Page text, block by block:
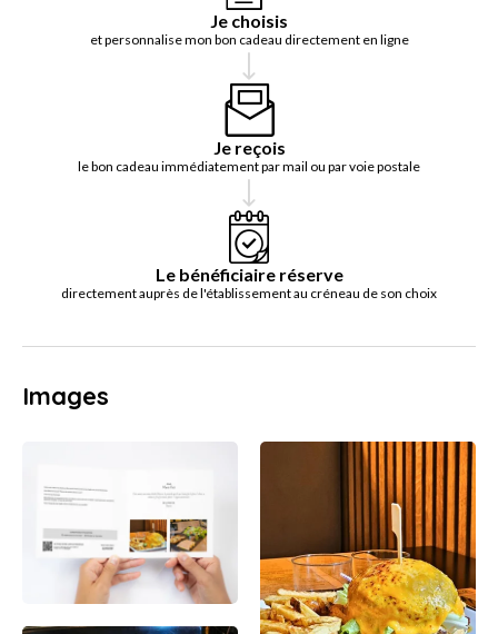
Je choisis
et personnalise mon bon cadeau directement en ligne
Je reçois
le bon cadeau immédiatement par mail ou par voie postale
Le bénéficiaire réserve
directement auprès de l'établissement au créneau de son choix
Images